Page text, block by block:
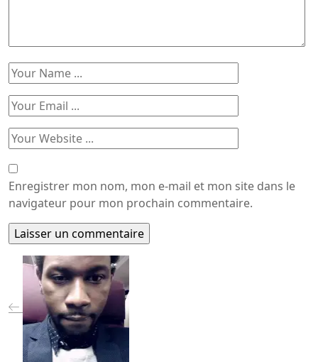
Enregistrer mon nom, mon e-mail et mon site dans le
navigateur pour mon prochain commentaire.